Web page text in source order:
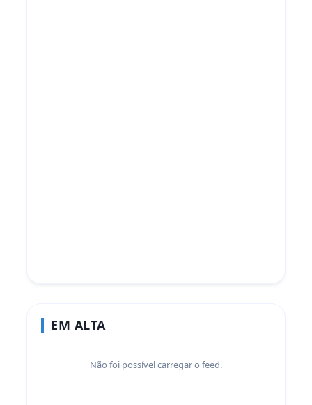
EM ALTA
Não foi possível carregar o feed.